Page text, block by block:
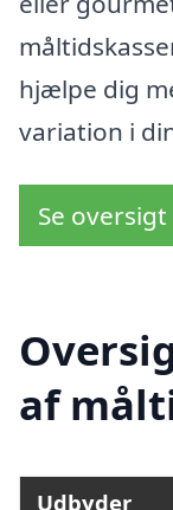
hjælpe dig
variation i
Se
af
Udbyder